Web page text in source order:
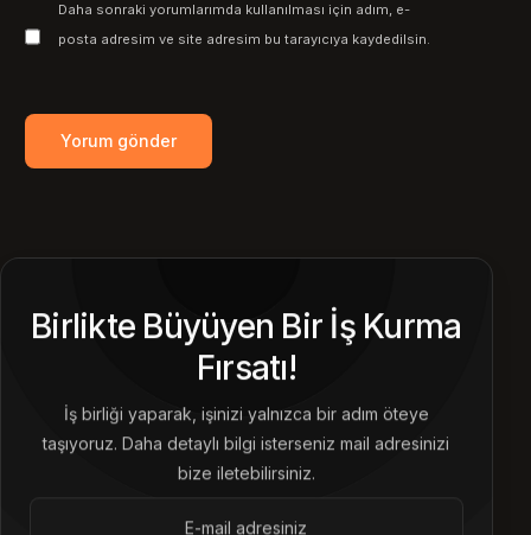
Daha sonraki yorumlarımda kullanılması için adım, e-
posta adresim ve site adresim bu tarayıcıya kaydedilsin.
Birlikte Büyüyen Bir İş Kurma
Fırsatı!
İş birliği yaparak, işinizi yalnızca bir adım öteye
taşıyoruz. Daha detaylı bilgi isterseniz mail adresinizi
bize iletebilirsiniz.